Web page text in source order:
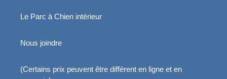
Le Parc à Chien intérieur
Nous joindre
(Certains prix peuvent être différent en ligne et en